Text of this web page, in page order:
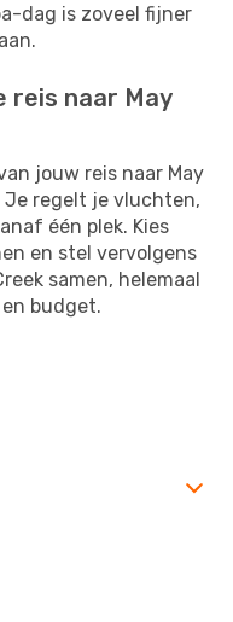
dag is zoveel fijner
reis naar May
jouw reis naar May
Je regelt je vluchten,
één plek. Kies
en stel vervolgens
samen, helemaal
budget.